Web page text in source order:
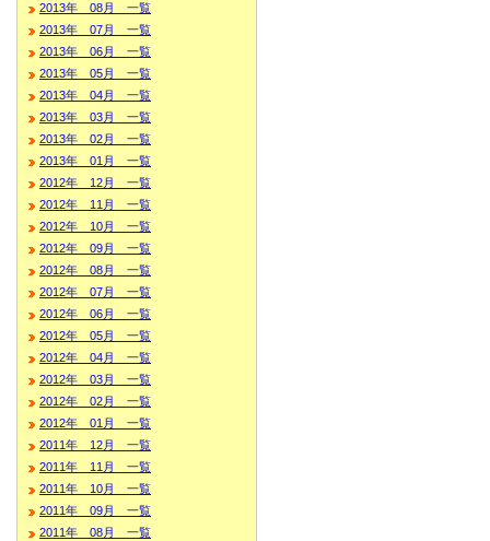
2013年 08月 一覧
2013年 07月 一覧
2013年 06月 一覧
2013年 05月 一覧
2013年 04月 一覧
2013年 03月 一覧
2013年 02月 一覧
2013年 01月 一覧
2012年 12月 一覧
2012年 11月 一覧
2012年 10月 一覧
2012年 09月 一覧
2012年 08月 一覧
2012年 07月 一覧
2012年 06月 一覧
2012年 05月 一覧
2012年 04月 一覧
2012年 03月 一覧
2012年 02月 一覧
2012年 01月 一覧
2011年 12月 一覧
2011年 11月 一覧
2011年 10月 一覧
2011年 09月 一覧
2011年 08月 一覧